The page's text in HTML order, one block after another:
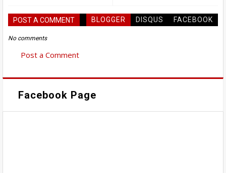
POST A COMMENT BLOGGER DISQUS FACEBOOK
No comments
Post a Comment
Facebook Page